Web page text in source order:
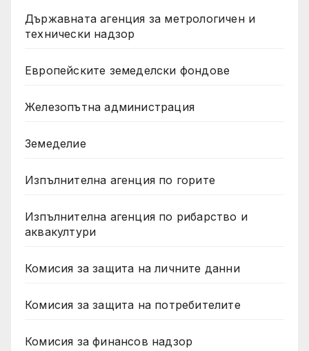
Държавната агенция за метрологичен и
технически надзор
Европейските земеделски фондове
Железопътна администрация
Земеделие
Изпълнителна агенция по горите
Изпълнителна агенция по рибарство и
аквакултури
Комисия за защита на личните данни
Комисия за защита на потребителите
Комисия за финансов надзор